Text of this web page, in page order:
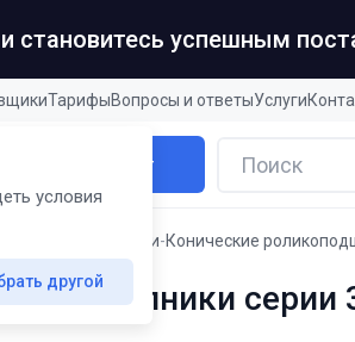
становитесь успешным
ТарифыВопросы и ответыУслуги
Каталог
подшипники Конические
серии
условия
другой